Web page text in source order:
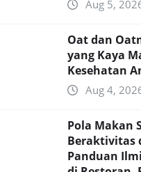
Aug 5,
Oat dan
yang Kaya
Kesehatan
Aug 4,
Pola Makan
Beraktivitas
Panduan